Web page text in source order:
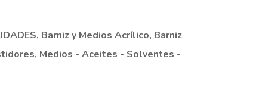
, Barniz y Medios Acrílico, Barniz
, Medios - Aceites - Solventes -